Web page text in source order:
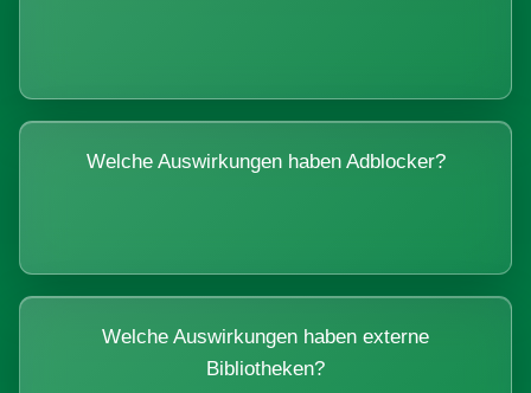
Welche Auswirkungen haben Adblocker?
Welche Auswirkungen haben externe
Bibliotheken?